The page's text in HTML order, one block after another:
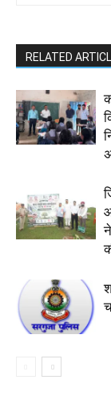
RELATED